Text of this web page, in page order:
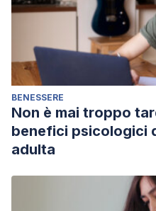
BENESSERE
Non è mai troppo
benefici psicologici
adulta